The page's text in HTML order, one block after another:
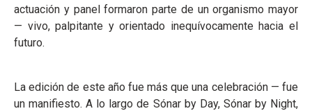
actuación y panel formaron parte de un organismo mayor
— vivo, palpitante y orientado inequívocamente hacia el
futuro.
La edición de este año fue más que una celebración — fue
un manifiesto. A lo largo de Sónar by Day, Sónar by Night,